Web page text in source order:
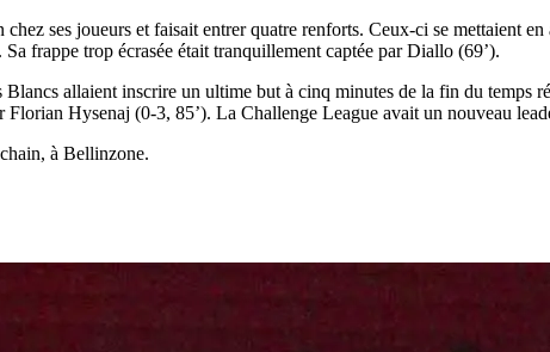
ses joueurs et faisait entrer quatre renforts. Ceux-ci se mettaient
frappe trop écrasée était tranquillement captée par Diallo (69’).
allaient inscrire un ultime but à cinq minutes de la fin du temps
Hysenaj (0-3, 85’). La Challenge League avait un nouveau
à Bellinzone.